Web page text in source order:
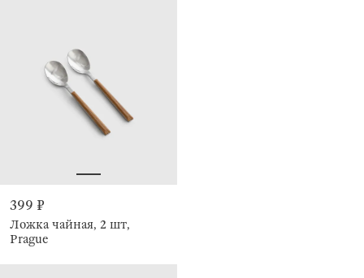
399 ₽
Ложка чайная, 2 шт,
Prague